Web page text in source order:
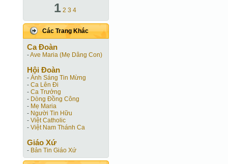
1 2 3 4
Các Trang Khác
Ca Ðoàn
-Ave Maria (Mẹ Dâng Con)
Hội Ðoàn
- Ánh Sáng Tin Mừng
- Ca Lên Đi
- Ca Trưởng
- Dòng Đồng Công
- Mẹ Maria
- Người Tin Hữu
- Việt Catholic
- Việt Nam Thánh Ca
Giáo Xứ
- Bản Tin Giáo Xứ